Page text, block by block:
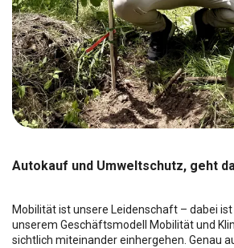
Autokauf und Umweltschutz, geht
Mobilität ist unsere Leidenschaft – dabei
unserem Geschäftsmodell Mobilität und
sichtlich miteinander einhergehen. Genau